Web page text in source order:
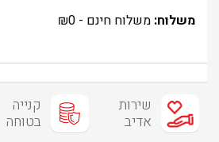
משלוח: משלוח חינם - ₪0
שירות
אדיב
קנייה
בטוחה